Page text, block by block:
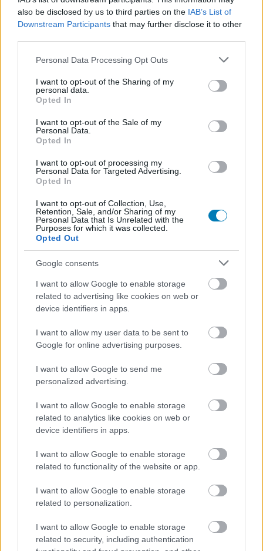
also be disclosed by us to third parties on the IAB’s List of
Downstream Participants that may further disclose it to other
Please note that this website/app uses one or more Google
not limited to your visit or usage behaviour. You may click to
grant or deny consent to Google and its third-party tags to
use your data for below specified purposes in below Google
consent section.
Personal Data Processing Opt Outs
I want to opt-out of the Sharing of my
personal data.
Opted In
I want to opt-out of the Sale of my
Personal Data.
Opted In
I want to opt-out of processing my
Personal Data for Targeted Advertising.
Opted In
I want to opt-out of Collection, Use,
Retention, Sale, and/or Sharing of my
Personal Data that Is Unrelated with the
Purposes for which it was collected.
Opted Out
Google consents
I want to allow Google to enable storage
related to advertising like cookies on web or
device identifiers in apps.
I want to allow my user data to be sent to
Google for online advertising purposes.
I want to allow Google to send me
personalized advertising.
I want to allow Google to enable storage
related to analytics like cookies on web or
device identifiers in apps.
I want to allow Google to enable storage
related to functionality of the website or app.
I want to allow Google to enable storage
related to personalization.
I want to allow Google to enable storage
related to security, including authentication
Megvan az első fotó Mel Gibson Jézusáról, de a
tervezték
| 2026.05.22 18:47
feltámadott Krisztust alakítva jár az emberek között.
Mindenkit pont annyira idegesít a Bioshock 4
| 2026.05.07 18:43
Még a Take-Two vezetője is csalódott, pedig neki most
éppen egész más dolgok miatt kell aggódnia.